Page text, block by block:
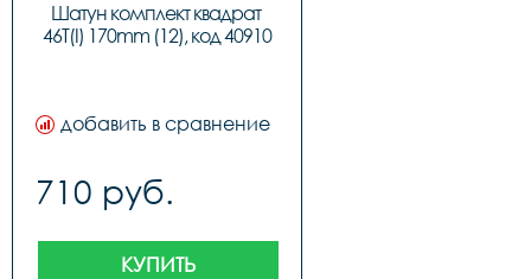
Шатун комплект квадрат
46T(I) 170mm (12), код 40910
добавить в сравнение
710 руб.
КУПИТЬ